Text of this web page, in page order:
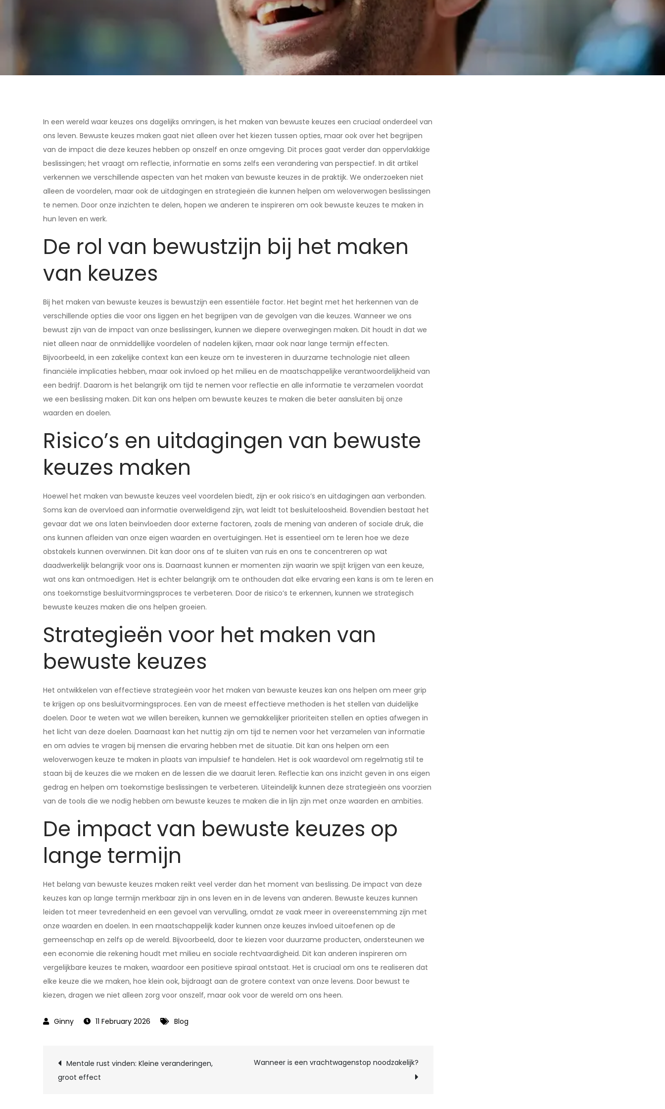
In een wereld waar keuzes ons dagelijks omringen, is het maken van bewuste keuzes een cruciaal onderdeel van
ons leven. Bewuste keuzes maken gaat niet alleen over het kiezen tussen opties, maar ook over het begrijpen
van de impact die deze keuzes hebben op onszelf en onze omgeving. Dit proces gaat verder dan oppervlakkige
beslissingen; het vraagt om reflectie, informatie en soms zelfs een verandering van perspectief. In dit artikel
verkennen we verschillende aspecten van het maken van bewuste keuzes in de praktijk. We onderzoeken niet
alleen de voordelen, maar ook de uitdagingen en strategieën die kunnen helpen om weloverwogen beslissingen
te nemen. Door onze inzichten te delen, hopen we anderen te inspireren om ook bewuste keuzes te maken in
hun leven en werk.
De rol van bewustzijn bij het maken
van keuzes
Bij het maken van bewuste keuzes is bewustzijn een essentiële factor. Het begint met het herkennen van de
verschillende opties die voor ons liggen en het begrijpen van de gevolgen van die keuzes. Wanneer we ons
bewust zijn van de impact van onze beslissingen, kunnen we diepere overwegingen maken. Dit houdt in dat we
niet alleen naar de onmiddellijke voordelen of nadelen kijken, maar ook naar lange termijn effecten.
Bijvoorbeeld, in een zakelijke context kan een keuze om te investeren in duurzame technologie niet alleen
financiële implicaties hebben, maar ook invloed op het milieu en de maatschappelijke verantwoordelijkheid van
een bedrijf. Daarom is het belangrijk om tijd te nemen voor reflectie en alle informatie te verzamelen voordat
we een beslissing maken. Dit kan ons helpen om bewuste keuzes te maken die beter aansluiten bij onze
waarden en doelen.
Risico’s en uitdagingen van bewuste
keuzes maken
Hoewel het maken van bewuste keuzes veel voordelen biedt, zijn er ook risico’s en uitdagingen aan verbonden.
Soms kan de overvloed aan informatie overweldigend zijn, wat leidt tot besluiteloosheid. Bovendien bestaat het
gevaar dat we ons laten beïnvloeden door externe factoren, zoals de mening van anderen of sociale druk, die
ons kunnen afleiden van onze eigen waarden en overtuigingen. Het is essentieel om te leren hoe we deze
obstakels kunnen overwinnen. Dit kan door ons af te sluiten van ruis en ons te concentreren op wat
daadwerkelijk belangrijk voor ons is. Daarnaast kunnen er momenten zijn waarin we spijt krijgen van een keuze,
wat ons kan ontmoedigen. Het is echter belangrijk om te onthouden dat elke ervaring een kans is om te leren en
ons toekomstige besluitvormingsproces te verbeteren. Door de risico’s te erkennen, kunnen we strategisch
bewuste keuzes maken die ons helpen groeien.
Strategieën voor het maken van
bewuste keuzes
Het ontwikkelen van effectieve strategieën voor het maken van bewuste keuzes kan ons helpen om meer grip
te krijgen op ons besluitvormingsproces. Een van de meest effectieve methoden is het stellen van duidelijke
doelen. Door te weten wat we willen bereiken, kunnen we gemakkelijker prioriteiten stellen en opties afwegen in
het licht van deze doelen. Daarnaast kan het nuttig zijn om tijd te nemen voor het verzamelen van informatie
en om advies te vragen bij mensen die ervaring hebben met de situatie. Dit kan ons helpen om een
weloverwogen keuze te maken in plaats van impulsief te handelen. Het is ook waardevol om regelmatig stil te
staan bij de keuzes die we maken en de lessen die we daaruit leren. Reflectie kan ons inzicht geven in ons eigen
gedrag en helpen om toekomstige beslissingen te verbeteren. Uiteindelijk kunnen deze strategieën ons voorzien
van de tools die we nodig hebben om bewuste keuzes te maken die in lijn zijn met onze waarden en ambities.
De impact van bewuste keuzes op
lange termijn
Het belang van bewuste keuzes maken reikt veel verder dan het moment van beslissing. De impact van deze
keuzes kan op lange termijn merkbaar zijn in ons leven en in de levens van anderen. Bewuste keuzes kunnen
leiden tot meer tevredenheid en een gevoel van vervulling, omdat ze vaak meer in overeenstemming zijn met
onze waarden en doelen. In een maatschappelijk kader kunnen onze keuzes invloed uitoefenen op de
gemeenschap en zelfs op de wereld. Bijvoorbeeld, door te kiezen voor duurzame producten, ondersteunen we
een economie die rekening houdt met milieu en sociale rechtvaardigheid. Dit kan anderen inspireren om
vergelijkbare keuzes te maken, waardoor een positieve spiraal ontstaat. Het is cruciaal om ons te realiseren dat
elke keuze die we maken, hoe klein ook, bijdraagt aan de grotere context van onze levens. Door bewust te
kiezen, dragen we niet alleen zorg voor onszelf, maar ook voor de wereld om ons heen.
11 February 2026 Blog
Post
Mentale rust vinden: Kleine veranderingen,
groot effect
Wanneer is een vrachtwagenstop noodzakelijk?